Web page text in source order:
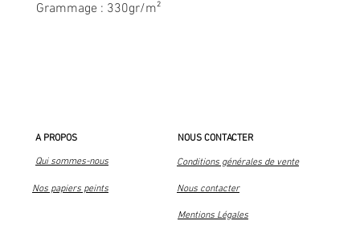
Grammage : 330gr/m²
A PROPOS
Qui sommes-nous
Nos papiers peints
NOUS CONTACTER
Conditions générales de vente
Nous contacter
Mentions Légales